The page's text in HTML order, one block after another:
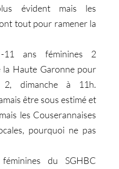
évident mais les
tout pour ramener la
11 ans féminines 2
Haute Garonne pour
2, dimanche à 11h.
être sous estimé et
les Couserannaises
pourquoi ne pas
du SGHBC